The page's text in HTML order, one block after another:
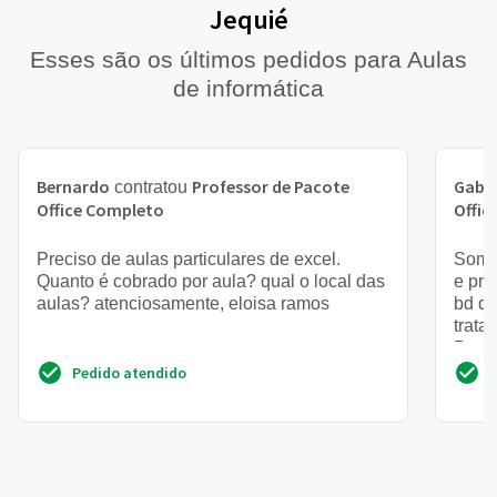
Jequié
Esses são os últimos pedidos para Aulas
de informática
Bernardo contratou Professor de Pacote
Office Completo
Preciso de aulas particulares de excel.
Quanto é cobrado por aula? qual o local das
aulas? atenciosamente, eloisa ramos
Pedido atendido
e
bd